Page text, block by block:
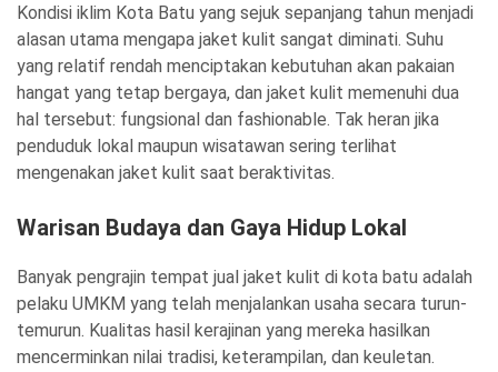
Kondisi iklim Kota Batu yang sejuk sepanjang tahun menjadi
alasan utama mengapa jaket kulit sangat diminati. Suhu
yang relatif rendah menciptakan kebutuhan akan pakaian
hangat yang tetap bergaya, dan jaket kulit memenuhi dua
hal tersebut: fungsional dan fashionable. Tak heran jika
penduduk lokal maupun wisatawan sering terlihat
mengenakan jaket kulit saat beraktivitas.
Warisan Budaya dan Gaya Hidup Lokal
Banyak pengrajin tempat jual jaket kulit di kota batu adalah
pelaku UMKM yang telah menjalankan usaha secara turun-
temurun. Kualitas hasil kerajinan yang mereka hasilkan
mencerminkan nilai tradisi, keterampilan, dan keuletan.